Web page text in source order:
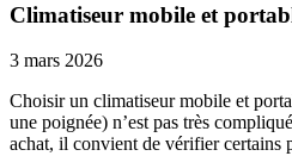
Climatiseur mobile et
3 mars 2026
Choisir un climatiseur mobile et
une poignée) n’est pas très
achat, il convient de vérifier certains